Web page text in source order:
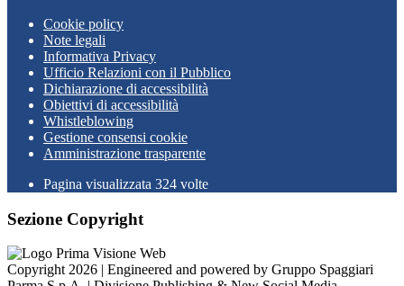
Cookie policy
Note legali
Informativa Privacy
Ufficio Relazioni con il Pubblico
Dichiarazione di accessibilità
Obiettivi di accessibilità
Whistleblowing
Gestione consensi cookie
Amministrazione trasparente
Pagina visualizzata 324 volte
Sezione Copyright
Copyright 2026 | Engineered and powered by Gruppo Spaggiari